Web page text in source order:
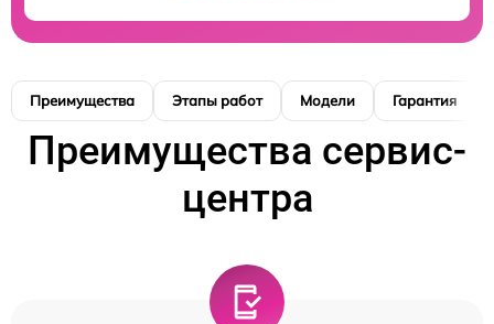
Преимущества Этапы работ Модели Гарантия
Преимущества сервис-
центра